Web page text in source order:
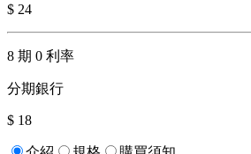
$ 24
8 期 0 利率
分期銀行
$ 18